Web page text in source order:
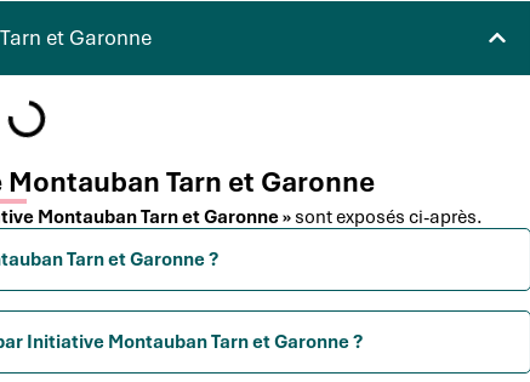
et Garonne
Tarn et Garonne
Montauban Tarn et Garonne » sont exposés ci-après.
Tarn et Garonne ?
Initiative Montauban Tarn et Garonne ?